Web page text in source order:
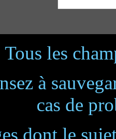
Tous les
à
cas de
dont le